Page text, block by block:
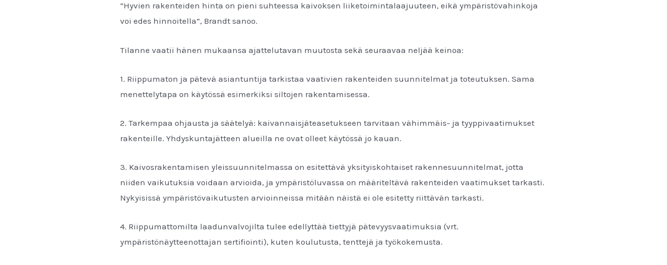
”Hyvien rakenteiden hinta on pieni suhteessa kaivoksen liiketoimintalaajuuteen, eikä ympäristövahinkoja
voi edes hinnoitella”, Brandt sanoo.
Tilanne vaatii hänen mukaansa ajattelutavan muutosta sekä seuraavaa neljää keinoa:
1. Riippumaton ja pätevä asiantuntija tarkistaa vaativien rakenteiden suunnitelmat ja toteutuksen. Sama
menettelytapa on käytössä esimerkiksi siltojen rakentamisessa.
2. Tarkempaa ohjausta ja säätelyä: kaivannaisjäteasetukseen tarvitaan vähimmäis- ja tyyppivaatimukset
rakenteille. Yhdyskuntajätteen alueilla ne ovat olleet käytössä jo kauan.
3. Kaivosrakentamisen yleissuunnitelmassa on esitettävä yksityiskohtaiset rakennesuunnitelmat, jotta
niiden vaikutuksia voidaan arvioida, ja ympäristöluvassa on määriteltävä rakenteiden vaatimukset tarkasti.
Nykyisissä ympäristövaikutusten arvioinneissa mitään näistä ei ole esitetty riittävän tarkasti.
4. Riippumattomilta laadunvalvojilta tulee edellyttää tiettyjä pätevyysvaatimuksia (vrt.
ympäristönäytteenottajan sertifiointi), kuten koulutusta, tenttejä ja työkokemusta.